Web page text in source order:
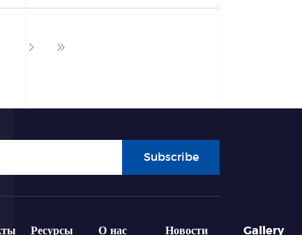
Subscribe
Ресурсы О нас Новости Gallery